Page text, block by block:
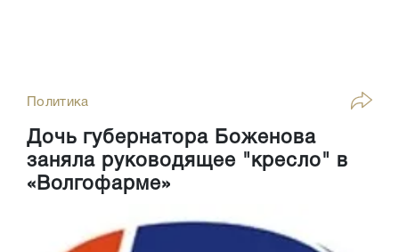
Политика
Дочь губернатора Боженова
заняла руководящее "кресло" в
«Волгофарме»